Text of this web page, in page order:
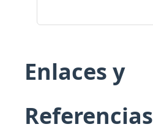
Enlaces y
Referencias